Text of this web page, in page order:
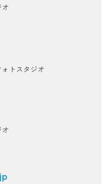
トスタジオ